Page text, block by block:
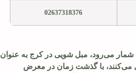
02637318376
شمار می‌رود، مبل شویی در کرج به عنوان
می‌کنند، با گذشت زمان در معرض